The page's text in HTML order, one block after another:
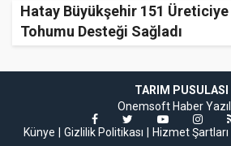
Hatay Büyükşehir 151
Tohumu Desteği Sağladı
TARIM PUSULASI
Onemsoft Haber
Künye
Gizlilik Politikası Hizmet Şartları